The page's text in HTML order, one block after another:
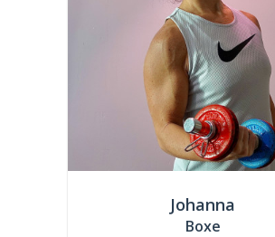
Johanna
Boxe